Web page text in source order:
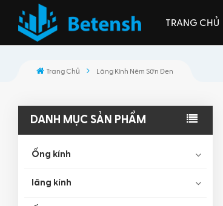
TRANG CHỦ
Trang Chủ Lăng Kính Nêm Sơn Đen
DANH MỤC SẢN PHẨM
Ống kính
lăng kính